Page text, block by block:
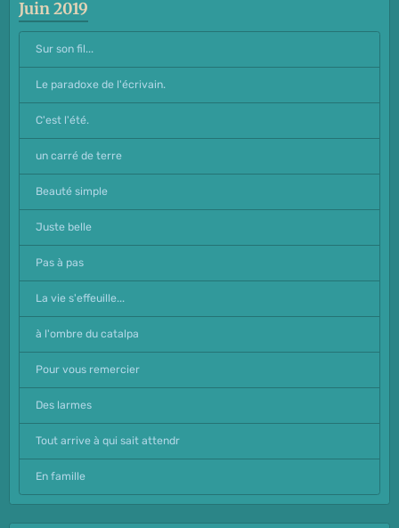
Juin 2019
Sur son fil...
Le paradoxe de l'écrivain.
C'est l'été.
un carré de terre
Beauté simple
Juste belle
Pas à pas
La vie s'effeuille...
à l'ombre du catalpa
Pour vous remercier
Des larmes
Tout arrive à qui sait attendr
En famille